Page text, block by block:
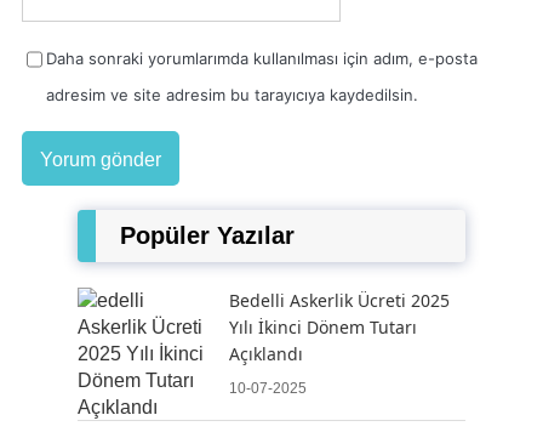
Daha sonraki yorumlarımda kullanılması için adım, e-posta
adresim ve site adresim bu tarayıcıya kaydedilsin.
Popüler Yazılar
Bedelli Askerlik Ücreti 2025
Yılı İkinci Dönem Tutarı
Açıklandı
10-07-2025